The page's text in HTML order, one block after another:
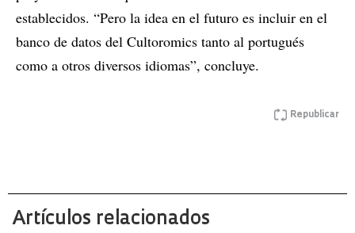
establecidos. “Pero la idea en el futuro es incluir en el
banco de datos del Cultoromics tanto al portugués
como a otros diversos idiomas”, concluye.
Republicar